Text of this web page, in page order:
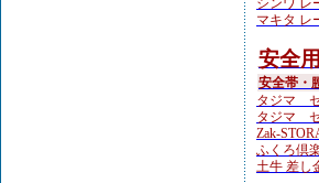
シンワ レ
マキタ レ
安全
安全帯・
タジマ
タジマ
Zak-
ふくろ倶
土牛 差し